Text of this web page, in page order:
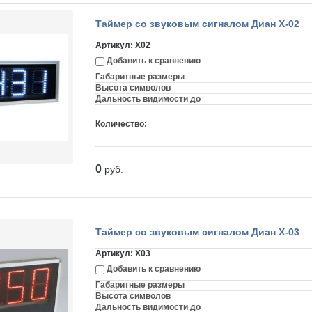
Таймер со звуковым сигналом Диан Х-02
Артикул: X02
Добавить к сравнению
Габаритные размеры
Высота символов
Дальность видимости до
Количество:
0 руб.
Таймер со звуковым сигналом Диан Х-03
Артикул: X03
Добавить к сравнению
Габаритные размеры
Высота символов
Дальность видимости до